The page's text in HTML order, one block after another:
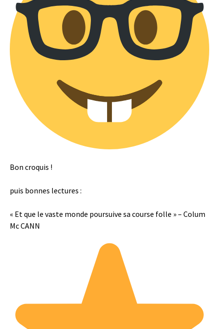
Bon croquis !
puis bonnes lectures :
« Et que le vaste monde poursuive sa course folle » – Colum
Mc CANN